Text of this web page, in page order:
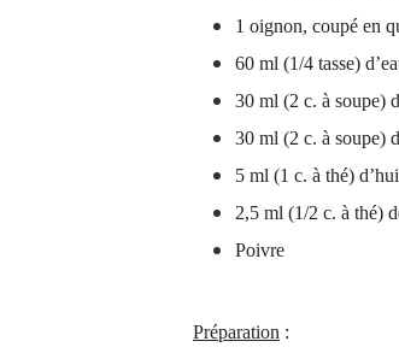
1 oignon, coupé en
60 ml (1/4 tasse)
30 ml (2 c. à soupe)
30 ml (2 c. à soupe)
5 ml (1 c. à thé)
2,5 ml (1/2 c. à thé)
Poivre
Préparation :